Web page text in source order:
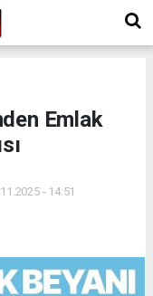
Emlak
- 14:51